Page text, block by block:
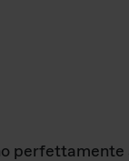
perfettamente